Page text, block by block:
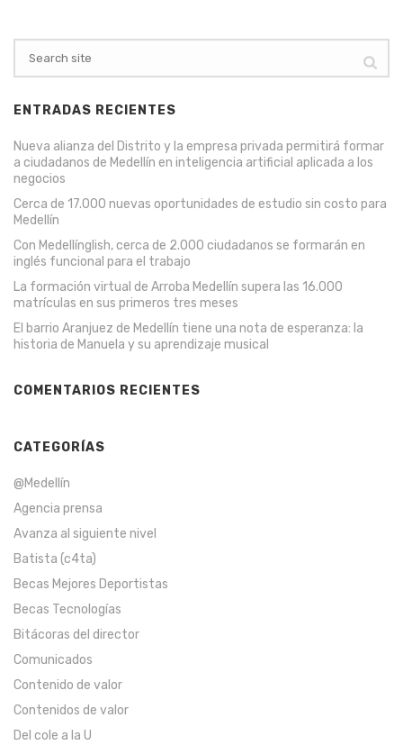
ENTRADAS RECIENTES
Nueva alianza del Distrito y la empresa privada permitirá formar
a ciudadanos de Medellín en inteligencia artificial aplicada a los
negocios
Cerca de 17.000 nuevas oportunidades de estudio sin costo para
Medellín
Con Medellínglish, cerca de 2.000 ciudadanos se formarán en
inglés funcional para el trabajo
La formación virtual de Arroba Medellín supera las 16.000
matrículas en sus primeros tres meses
El barrio Aranjuez de Medellín tiene una nota de esperanza: la
historia de Manuela y su aprendizaje musical
COMENTARIOS RECIENTES
CATEGORÍAS
@Medellín
Agencia prensa
Avanza al siguiente nivel
Batista (c4ta)
Becas Mejores Deportistas
Becas Tecnologías
Bitácoras del director
Comunicados
Contenido de valor
Contenidos de valor
Del cole a la U